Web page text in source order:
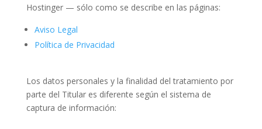
Hostinger — sólo como se describe en las páginas:
Aviso Legal
Política de Privacidad
Los datos personales y la finalidad del tratamiento por
parte del Titular es diferente según el sistema de
captura de información: